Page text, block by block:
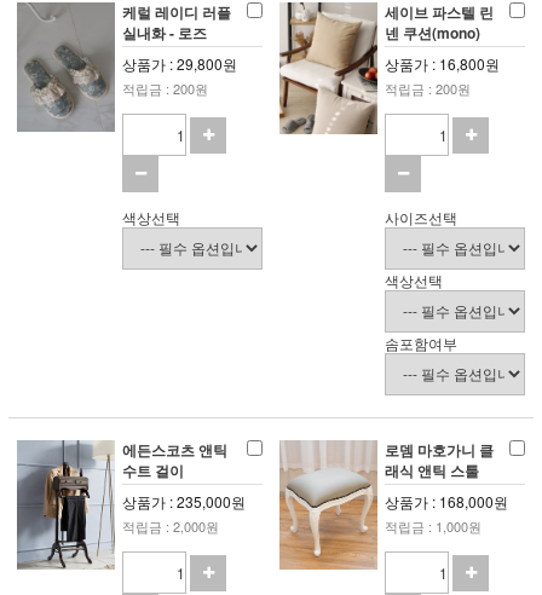
케럴 레이디 러플
실내화 - 로즈
상품가 : 29,800원
적립금 : 200원
색상선택
세이브 파스텔 린
넨 쿠션(mono)
상품가 : 16,800원
적립금 : 200원
사이즈선택
색상선택
솜포함여부
에든스코츠 앤틱
수트 걸이
상품가 : 235,000원
적립금 : 2,000원
로뎀 마호가니 클
래식 앤틱 스툴
상품가 : 168,000원
적립금 : 1,000원